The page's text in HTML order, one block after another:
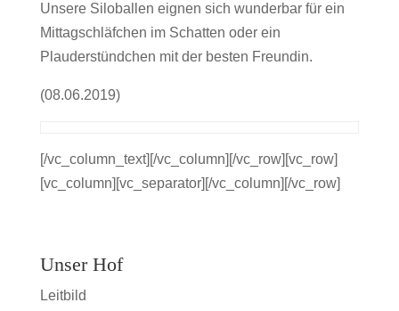
Unsere Siloballen eignen sich wunderbar für ein
Mittagschläfchen im Schatten oder ein
Plauderstündchen mit der besten Freundin.
(08.06.2019)
[/vc_column_text][/vc_column][/vc_row][vc_row]
[vc_column][vc_separator][/vc_column][/vc_row]
Unser Hof
Leitbild